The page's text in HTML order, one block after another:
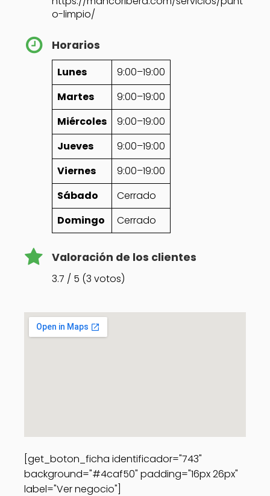
o-limpio/
Horarios
Lunes
9:00–19:00
Martes
9:00–19:00
Miércoles
9:00–19:00
Jueves
9:00–19:00
Viernes
9:00–19:00
Sábado
Cerrado
Domingo
Cerrado
Valoración de los clientes
3.7 / 5 (3 votos)
[get_boton_ficha identificador="743"
background="#4caf50" padding="16px 26px"
label="Ver negocio"]